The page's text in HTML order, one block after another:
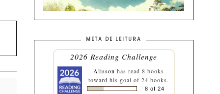
META DE LEITURA
2026 Reading Challenge
Alisson has read 8 books
toward his goal of 24 books.
8 of 24